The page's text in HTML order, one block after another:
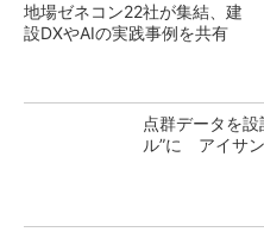
地場ゼネコン22社が集結、建
設DXやAIの実践事例を共有
点群データを
ル”に アイサ